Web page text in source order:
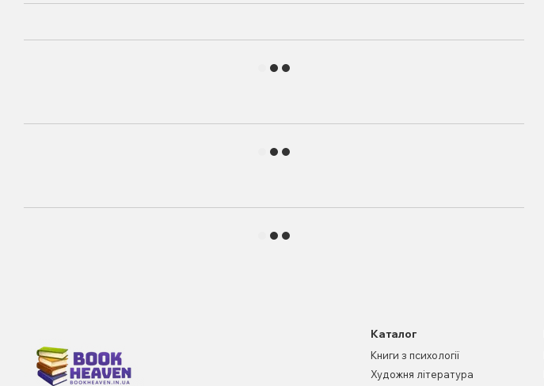
Каталог
Книги з психології
Художня література